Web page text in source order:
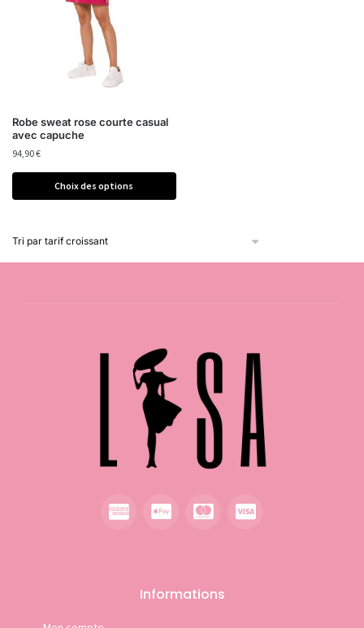
Robe sweat rose courte casual
avec capuche
94,90€
Choix des options
Informations